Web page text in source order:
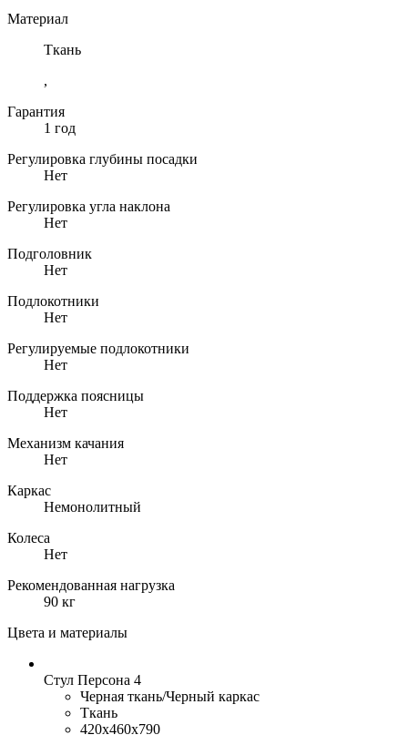
Материал
Ткань
,
Гарантия
1 год
Регулировка глубины посадки
Нет
Регулировка угла наклона
Нет
Подголовник
Нет
Подлокотники
Нет
Регулируемые подлокотники
Нет
Поддержка поясницы
Нет
Механизм качания
Нет
Каркас
Немонолитный
Колеса
Нет
Рекомендованная нагрузка
90 кг
Цвета и материалы
Стул Персона 4
Черная ткань/Черный каркас
Ткань
420x460x790